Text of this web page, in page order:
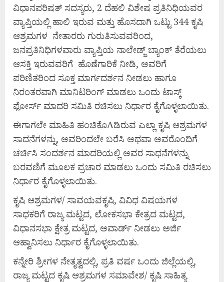
ವಿಧಾನಪರಿಷತ್ ಸದಸ್ಯರು, 2 ದೆಹಲಿ ವಿಶೇಷ ಪ್ರತಿನಿಧಿಯವರ
ವ್ಯಾಪ್ತಿಯಲ್ಲಿ ಹಾಲಿ ಇರುವ ಮತ್ತು ಹೊಸದಾಗಿ ಒಟ್ಟು 344 ಕೃಷಿ
ಆಶ್ರಮಗಳ ನೇತಾರರು ಗುರುತಿಸುವವರಿಂದ,
ಜನಪ್ರತಿನಿಧಿಗಳವಾರು ವ್ಯಾಪ್ತಿಯ ನಾಲೇಡ್ಜ್ ಬ್ಯಾಂಕ್ ತೆರೆಯಲು
ಆಸಕ್ತಿ ಇರುವವರಿಗೆ ಹೊಣೆಗಾರಿಕೆ ನೀಡಿ, ಅವರಿಗೆ
ಪರಿಣಿತರಿಂದ ಸೂಕ್ತ ಮಾರ್ಗದರ್ಶನ ನೀಡಲು ಹಾಗೂ
ನಿರಂತರವಾಗಿ ಮಾನಿಟರಿಂಗ್ ಮಾಡಲು ಒಂದು ಟಾಸ್ಕ್
ಫೋರ್ಸ್ ಮಾದರಿ ಸಮಿತಿ ರಚಿಸಲು ನಿರ್ಧಾರ ಕೈಗೊಳ್ಳಲಾಯಿತು.
ಈಗಾಗಲೇ ಮಾಹಿತಿ ಹಂಚಿಕೊAಡಿರುವ ಎಲ್ಲಾ ಕೃಷಿ ಆಶ್ರಮಗಳ
ಸಾದನೆಗಳನ್ನು, ಅವರಿಂದಲೇ ಬರೆಸಿ ಅಥವಾ ಅವರೊಂದಿಗೆ
ಚರ್ಚಿಸಿ ಸಂದರ್ಶನ ಮಾದರಿಯಲ್ಲಿ ಅವರ ಸಾಧನೆಗಳನ್ನು
ಬರವಣಿಗೆ ಮೂಲಕ ಪ್ರಚಾರ ಮಾಡಲು ಒಂದು ಸಮಿತಿ ರಚಿಸಲು
ನಿರ್ಧಾರ ಕೈಗೊಳ್ಳಲಾಯಿತು.
ಕೃಷಿ ಆಶ್ರಮಗಳ/ ಸಾವಯವಕೃಷಿ, ವಿವಿಧ ವಿಷಯಗಳ
ಸಾಧಕರಿಗೆ ರಾಜ್ಯ ಮಟ್ಟದ, ಲೋಕಸಭಾ ಕೇತ್ರದ ಮಟ್ಟದ,
ವಿಧಾನಸಭಾ ಕ್ಷೇತ್ರ ಮಟ್ಟದ, ಅವಾರ್ಡ್ ನೀಡಲು ಅರ್ಜಿ
ಆಹ್ವಾನಿಸಲು ನಿರ್ಧಾರ ಕೈಗೊಳ್ಳಲಾಯಿತು.
ಕನ್ನೇರಿ ಶ್ರೀಗಳ ನೇತೃತ್ವದಲ್ಲಿ, ಪ್ರತಿ ವರ್ಷ ಒಂದು ಜಿಲ್ಲೆಯಲ್ಲಿ,
ರಾಜ್ಯ ಮಟ್ಟದ ಕೃಷಿ ಆಶ್ರಮಗಳ ಸಮಾವೇಶ/ ಕೃಷಿ ಸಾಹಿತ್ಯ